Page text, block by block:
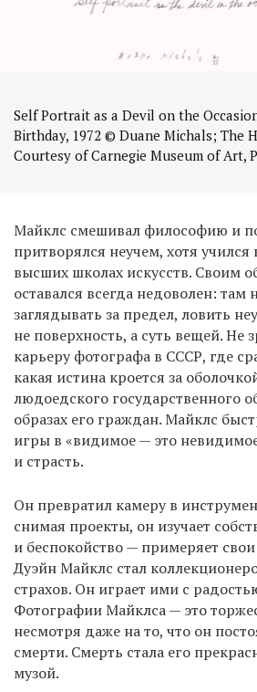
Self Portrait as a Devil on the
Birthday, 1972 © Duane Michals; The
Courtesy of Carnegie Museum of Art,
Майклс смешивал философию и
притворялся неучем, хотя учился
высших школах искусств. Своим
оставался всегда недоволен: там
заглядывать за предел, ловить
не поверхность, а суть вещей. Не
карьеру фотографа в СССР, где
какая истина кроется за
людоедского государственного
образах его граждан. Майклc
игры в «видимое — это
и страсть.
Он превратил камеру в
снимая проекты, он изучает
и беспокойство — примеряет
Дуэйн Майклс стал
страхов. Он играет ими с
Фотографии Майклса — это
несмотря даже на то, что он
смерти. Смерть стала его
музой.